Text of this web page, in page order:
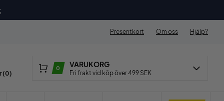
Presentkort Om oss Hjälp?
(0)
0 VARUKORG
Fri frakt vid köp över 499 SEK